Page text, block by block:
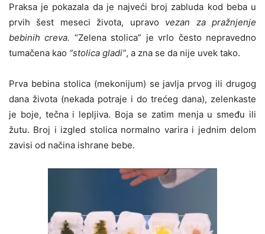
Praksa je pokazala da je najveći broj zabluda kod beba u
prvih šest meseci života, upravo vezan za pražnjenje
bebinih creva. “Zelena stolica” je vrlo često nepravedno
tumačena kao “stolica gladi”, a zna se da nije uvek tako.
Prva bebina stolica (mekonijum) se javlja prvog ili drugog
dana života (nekada potraje i do trećeg dana), zelenkaste
je boje, tečna i lepljiva. Boja se zatim menja u smeđu ili
žutu. Broj i izgled stolica normalno varira i jednim delom
zavisi od načina ishrane bebe.